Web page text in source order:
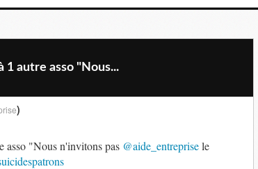
1 autre asso "Nous...
asso "Nous n'invitons pas @aide_entreprisele
)